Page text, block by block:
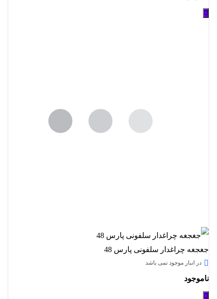
جغجغه چراغدار سلفونی پارس 48
در انبار موجود نمی باشد
ناموجود